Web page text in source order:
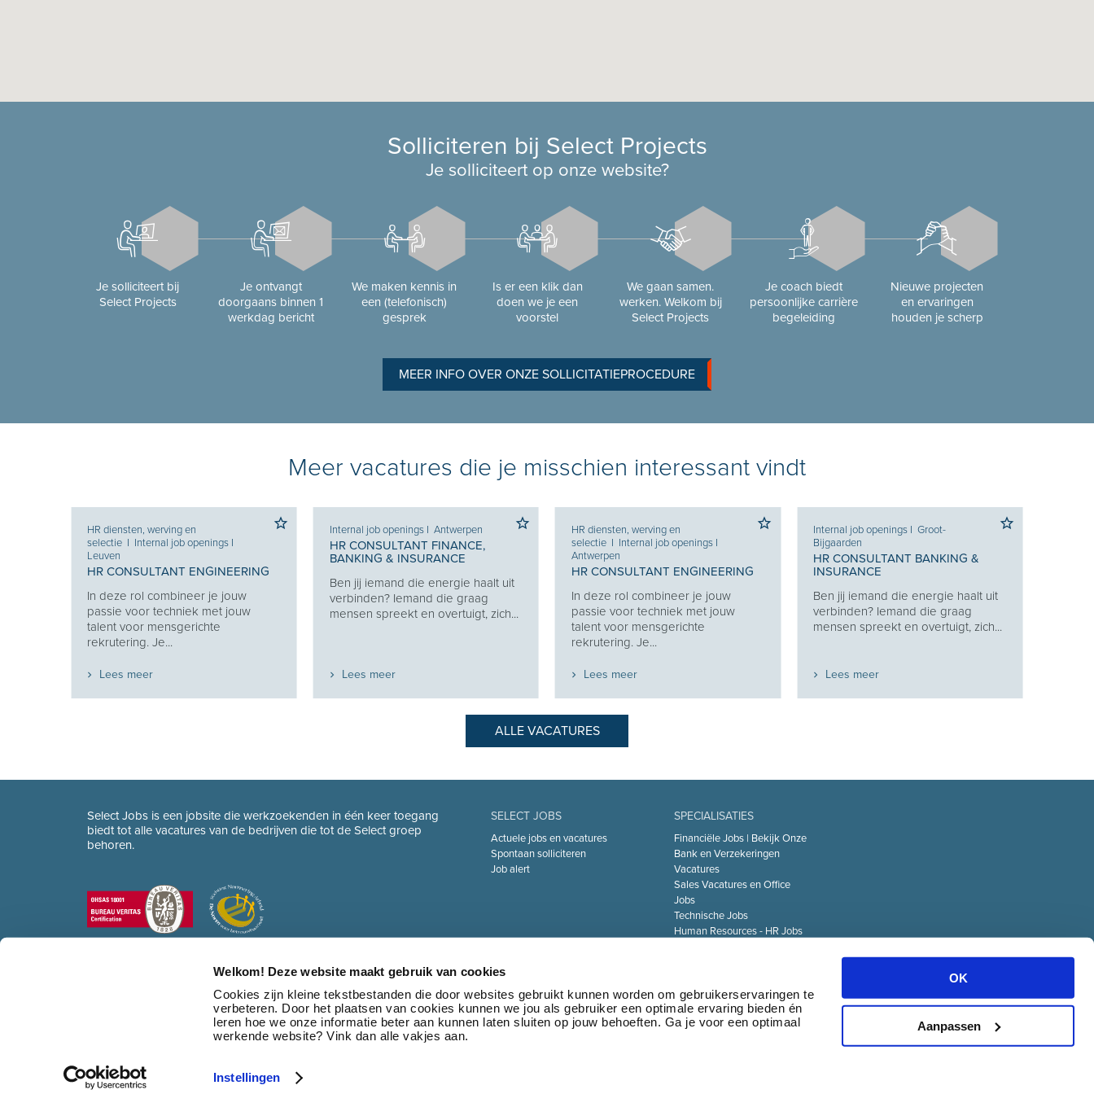
Welkom! Deze website maakt gebruik van cookies
Cookies zijn kleine tekstbestanden die door websites gebruikt kunnen worden om gebruikerservaringen te
verbeteren. Door het plaatsen van cookies kunnen we jou als gebruiker een optimale ervaring bieden én
leren hoe we onze informatie beter aan kunnen laten sluiten op jouw behoeften. Ga je voor een optimaal
werkende website? Vink dan alle vakjes aan.
Instellingen
OK
Aanpassen
Solliciteren bij Select Projects
Je solliciteert op onze website?
Je solliciteert bij
Select Projects
Je ontvangt
doorgaans binnen 1
werkdag bericht
We maken kennis in
een (telefonisch)
gesprek
Is er een klik dan
doen we je een
voorstel
We gaan samen.
werken. Welkom bij
Select Projects
Je coach biedt
persoonlijke carrière
begeleiding
Nieuwe projecten
en ervaringen
houden je scherp
MEER INFO OVER ONZE SOLLICITATIEPROCEDURE
Meer vacatures die je misschien interessant vindt
HR diensten, werving en
selectie I Internal job openings I
Leuven
HR CONSULTANT ENGINEERING
In deze rol combineer je jouw
passie voor techniek met jouw
talent voor mensgerichte
rekrutering. Je...
Lees meer
Internal job openings I Antwerpen
HR CONSULTANT FINANCE,
BANKING & INSURANCE
Ben jij iemand die energie haalt uit
verbinden? Iemand die graag
mensen spreekt en overtuigt, zich...
Lees meer
HR diensten, werving en
selectie I Internal job openings I
Antwerpen
HR CONSULTANT ENGINEERING
In deze rol combineer je jouw
passie voor techniek met jouw
talent voor mensgerichte
rekrutering. Je...
Lees meer
Internal job openings I Groot-
Bijgaarden
HR CONSULTANT BANKING &
INSURANCE
Ben jij iemand die energie haalt uit
verbinden? Iemand die graag
mensen spreekt en overtuigt, zich...
Lees meer
ALLE VACATURES
Select Jobs is een jobsite die werkzoekenden in één keer toegang
biedt tot alle vacatures van de bedrijven die tot de Select groep
behoren.
SELECT JOBS
Actuele jobs en vacatures
Spontaan solliciteren
Job alert
SPECIALISATIES
Financiële Jobs | Bekijk Onze
Bank en Verzekeringen
Vacatures
Sales Vacatures en Office
Jobs
Technische Jobs
Human Resources - HR Jobs
Transport & Logistiek Jobs
Marketing & communicatie
Jobs
© 2026 Select Jobs • HR dienstverlening